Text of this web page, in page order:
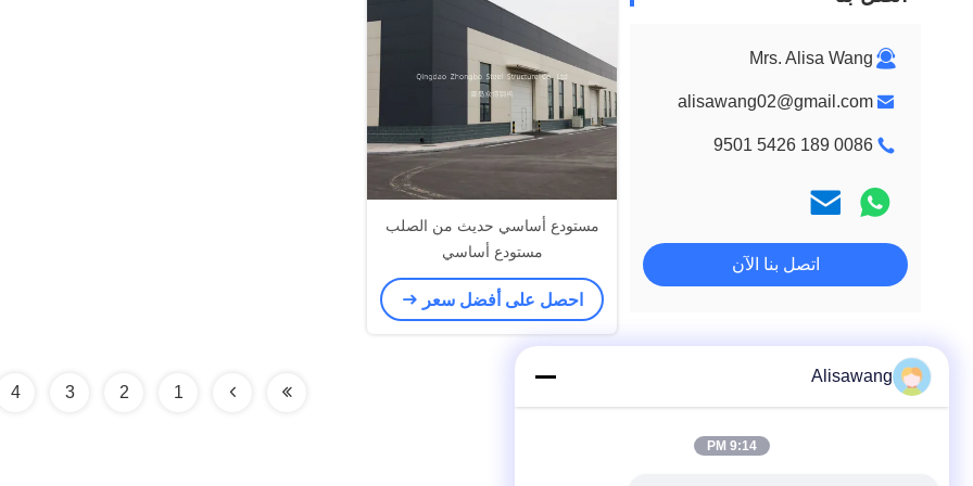
Mrs. Alisa Wang
alisawang02@gmail.com
0086 189 5426 9501
اتصل بنا الآن
مستودع أساسي حديث من الصلب
مستودع أساسي
احصل على أفضل سعر
1
2
3
4
Alisawang
9:14 PM